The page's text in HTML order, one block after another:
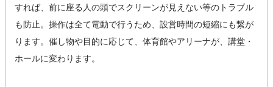
すれば、前に座る人の頭でスクリーンが見えない等のトラブル
も防止。操作は全て電動で行うため、設営時間の短縮にも繋が
ります。催し物や目的に応じて、体育館やアリーナが、講堂・
ホールに変わります。